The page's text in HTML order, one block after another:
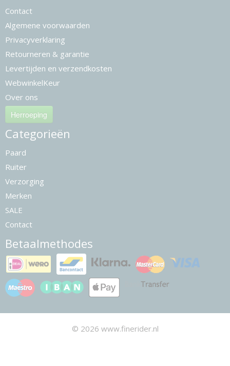
Contact
Algemene voorwaarden
Privacyverklaring
Retourneren & garantie
Levertijden en verzendkosten
WebwinkelKeur
Over ons
Herroeping
Categorieën
Paard
Ruiter
Verzorging
Merken
SALE
Contact
Betaalmethodes
© 2026 www.finerider.nl